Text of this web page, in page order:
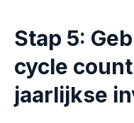
Stap 5:
cycle
jaarlijkse